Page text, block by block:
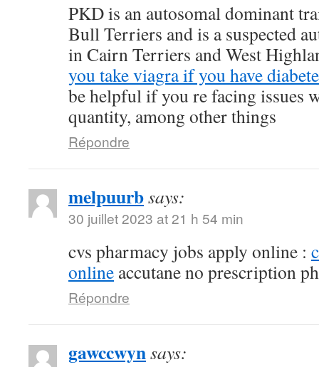
PKD is an autosomal dominant
Bull Terriers and is a suspected
in Cairn Terriers and West
you take viagra if you have
be helpful if you re facing issues
quantity, among other things
Répondre
melpuurbsays:
30 juillet 2023 at 21 h 54 min
cvs pharmacy jobs apply online :
online accutane no prescription
Répondre
gawccwynsays: